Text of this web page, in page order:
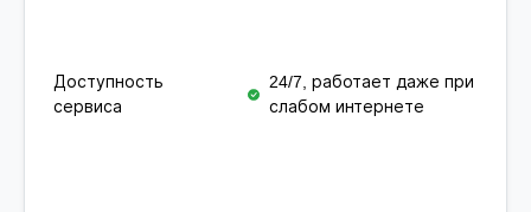
Доступность
сервиса
24/7, работает даже при
слабом интернете